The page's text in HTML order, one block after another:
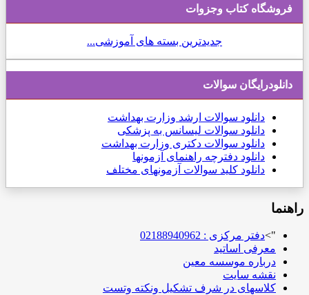
فروشگاه کتاب وجزوات
جدیدترین بسته های آموزشی...
دانلودرایگان سوالات
دانلود سوالات ارشد وزارت بهداشت
دانلود سوالات لیسانس به پزشکی
دانلود سوالات دکتری وزارت بهداشت
دانلود دفترچه راهنمای آزمونها
دانلود کلید سوالات آزمونهای مختلف
راهنما
">دفتر مرکزی : 02188940962
معرفی اساتید
درباره موسسه معین
نقشه سایت
کلاسهای در شرف تشکیل ونکته وتست